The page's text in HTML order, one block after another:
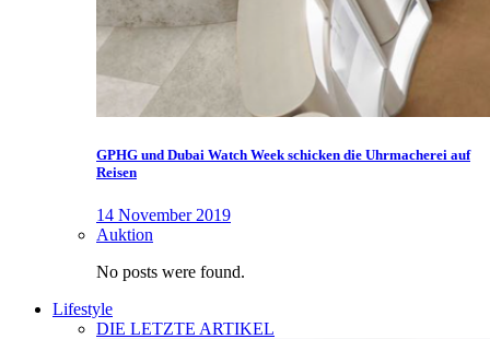
GPHG und Dubai Watch Week schicken die Uhrmacherei auf
Reisen
14 November 2019
Auktion
No posts were found.
Lifestyle
DIE LETZTE ARTIKEL